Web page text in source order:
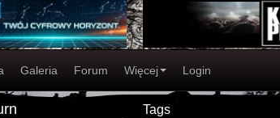
Galeria Forum Więcej Login
Tags